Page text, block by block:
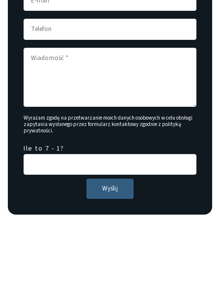
Wyrażam zgodę na przetwarzanie moich danych osobowych w celu obsługi
zapytania wysłanego przez formularz kontaktowy zgodnie z polityką
prywatności.
Ile to 7 - 1?